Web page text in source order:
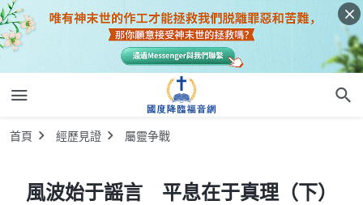
首頁 經歷見證 屬靈争戰
風波始于謡言 平息在于真理（下）